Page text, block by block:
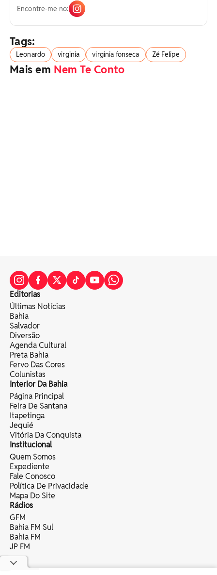
Encontre-me no:
Tags:
Leonardo virginia virginia fonseca Zé Felipe
Mais em Nem Te Conto
Editorias
Últimas Notícias
Bahia
Salvador
Diversão
Agenda Cultural
Preta Bahia
Fervo Das Cores
Colunistas
Interior Da Bahia
Página Principal
Feira De Santana
Itapetinga
Jequié
Vitória Da Conquista
Institucional
Quem Somos
Expediente
Fale Conosco
Política De Privacidade
Mapa Do Site
Rádios
GFM
Bahia FM Sul
Bahia FM
JP FM